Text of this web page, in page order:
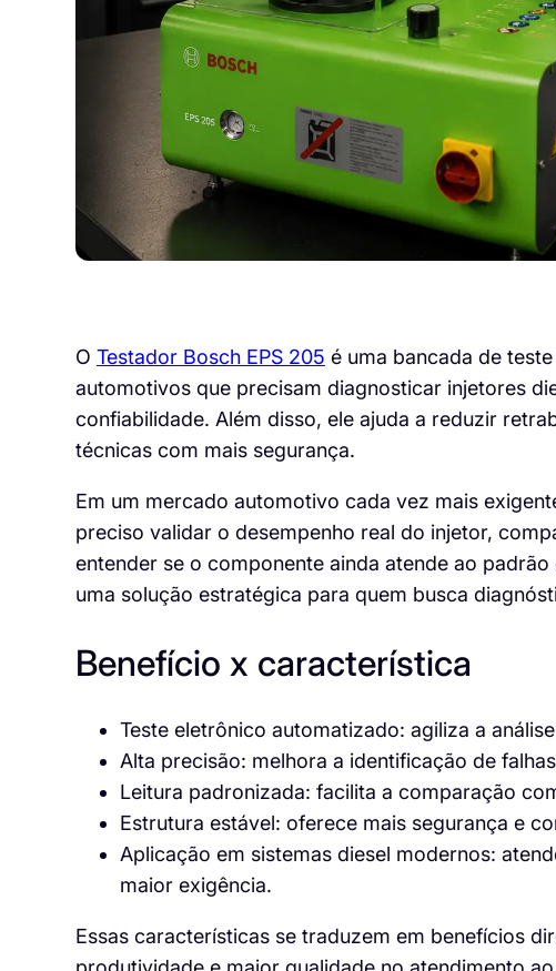
O Testador Bosch EPS 205 é uma bancada de
automotivos que precisam diagnosticar injetores
confiabilidade. Além disso, ele ajuda a reduzir
técnicas com mais segurança.
Em um mercado automotivo cada vez mais
preciso validar o desempenho real do injetor,
entender se o componente ainda atende ao
uma solução estratégica para quem busca
Benefício x característica
Teste eletrônico automatizado: agiliza a
Alta precisão: melhora a identificação de
Leitura padronizada: facilita a comparação
Estrutura estável: oferece mais segurança e
Aplicação em sistemas diesel modernos:
maior exigência.
Essas características se traduzem em benefícios